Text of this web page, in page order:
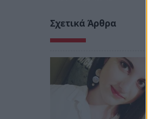
Σχετικά Άρθρα